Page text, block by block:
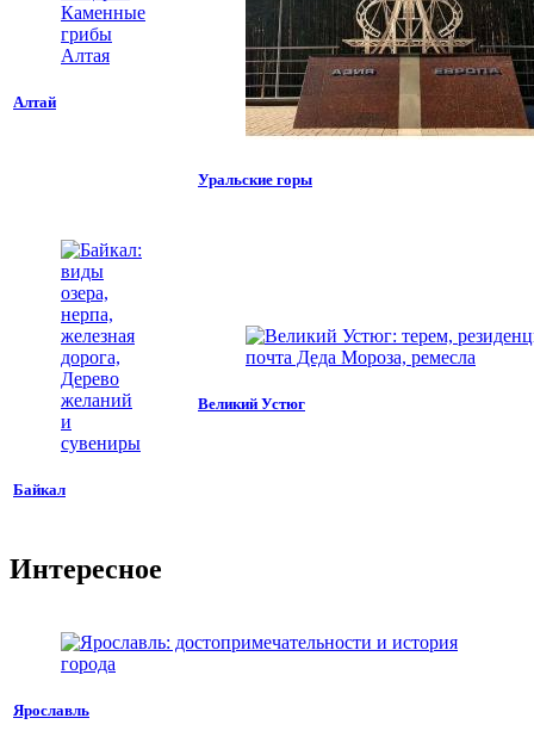
Алтай
Уральские горы
Байкал
Великий Устюг
Интересное
Ярославль